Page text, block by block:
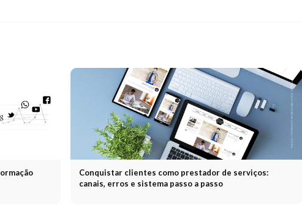
Conquistar clientes como prestador de serviços:
canais, erros e sistema passo a passo